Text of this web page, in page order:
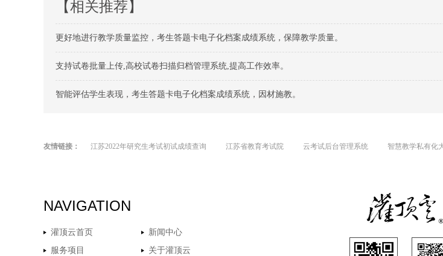
【相关推荐】
更好地进行教学质量监控，考生答题卡电子化档案成绩系统，保障教学质量。
支持试卷批量上传,高校试卷扫描归档管理系统,提高工作效率。
智能评估学生表现，考生答题卡电子化档案成绩系统，因材施教。
友情链接： 江苏2022年研究生考试初试成绩查询 江苏省教育考试院 云考试后台管理系统 智慧教学私有化
NAVIGATION
灌顶云首页
新闻中心
服务项目
关于灌顶云